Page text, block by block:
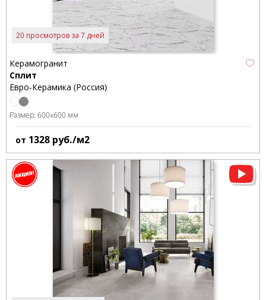
20 просмотров за 7 дней
Керамогранит
Сплит
Евро-Керамика (Россия)
Размер: 600x600 мм
от 1328 руб./м2